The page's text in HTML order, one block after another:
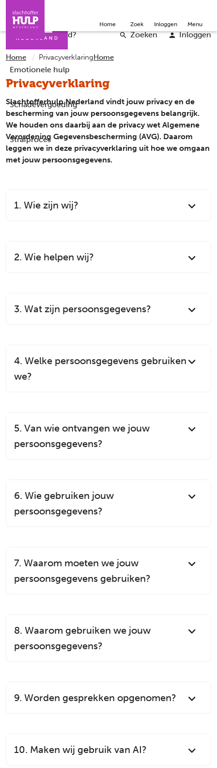
Iemand helpen Word vrijwilliger English
Wat is er gebeurd?
Emotionele hulp
Schadevergoeding
Strafproces
Zoeken Inloggen
Home Zoek Inloggen Menu
Home PrivacyverklaringHome
Privacyverklaring
Slachtofferhulp Nederland vindt jouw privacy en de
bescherming van jouw persoonsgegevens belangrijk.
We houden ons daarbij aan de privacy wet Algemene
Verordening Gegevensbescherming (AVG). Daarom
leggen we in deze privacyverklaring uit hoe we omgaan
met jouw persoonsgegevens.
1. Wie zijn wij?
2. Wie helpen wij?
3. Wat zijn persoonsgegevens?
4. Welke persoonsgegevens gebruiken
we?
5. Van wie ontvangen we jouw
persoonsgegevens?
6. Wie gebruiken jouw
persoonsgegevens?
7. Waarom moeten we jouw
persoonsgegevens gebruiken?
8. Waarom gebruiken we jouw
persoonsgegevens?
9. Worden gesprekken opgenomen?
10. Maken wij gebruik van AI?